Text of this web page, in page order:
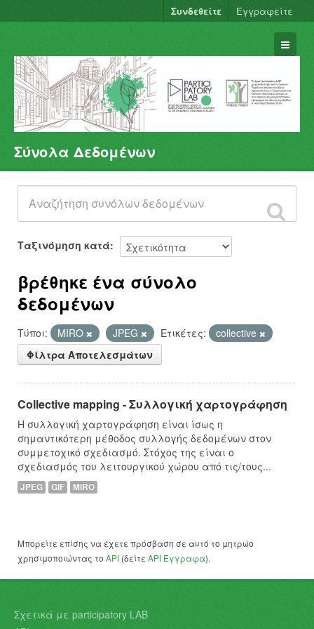
Συνδεθείτε Εγγραφείτε
Σύνολα Δεδομένων
Φορείς
Ομάδες
Σχετικά
Σύνολα Δεδομένων
Ταξινόμηση κατά
βρέθηκε ένα σύνολο
δεδομένων
Τύποι: MIRO JPEG Ετικέτες:
collective
Φίλτρα Αποτελεσμάτων
Collective mapping - Συλλογική χαρτογράφηση
Η συλλογική χαρτογράφηση είναι ίσως η
σημαντικότερη μέθοδος συλλογής δεδομένων στον
συμμετοχικό σχεδιασμό. Στόχος της είναι ο
σχεδιασμός του λειτουργικού χώρου από τις/τους...
JPEG GIF MIRO
Μπορείτε επίσης να έχετε πρόσβαση σε αυτό το μητρώο
χρησιμοποιώντας το API (δείτε API Έγγραφα).
Σχετικά με participatory LAB